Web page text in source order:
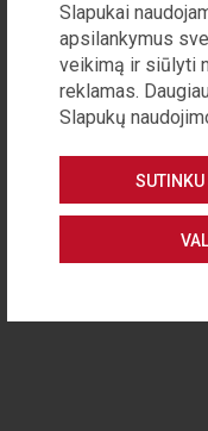
Visos teisės saugomos
Slapukai
apsilankymus
veikimą ir siūlyti
reklamas.
Slapukų